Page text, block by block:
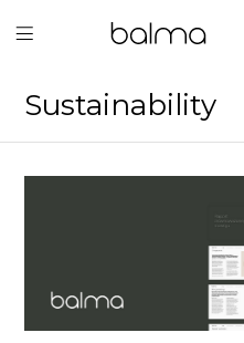
Sustainability